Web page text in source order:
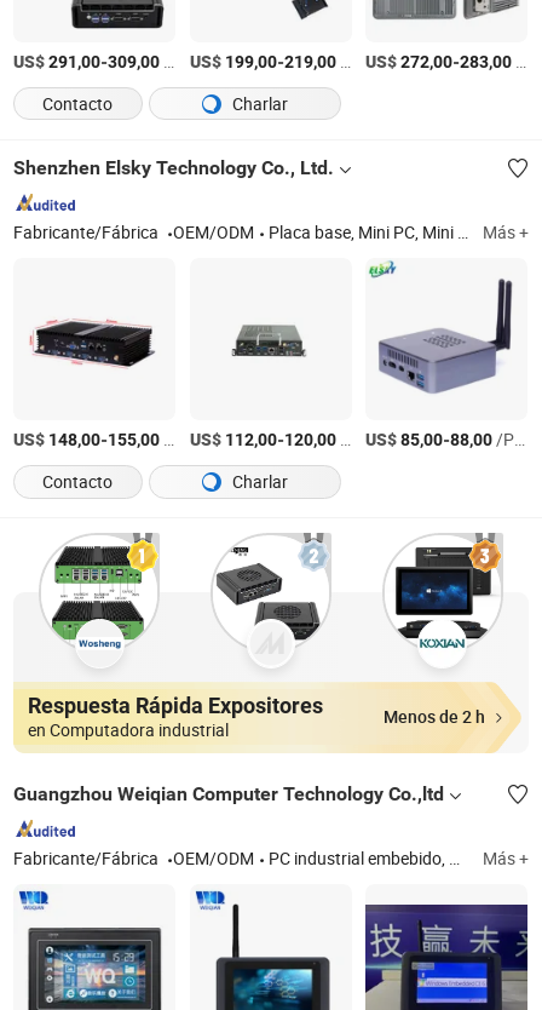
US$291,00-309,00 US$ 199,00-219,00/Pieza US$272,00-283,00
Contacto
Charlar
Shenzhen Elsky Technology Co., Ltd.
Fabricante/Fábrica OEM/ODM Placa base, Mini PC, Mini PC OPS, PC industrial Más +
US$ 148,00-155,00 US$ 112,00-120,00/Pieza US$85,00-88,00/Pieza
Contacto
Charlar
Respuesta Rápida Expositores
en Computadora industrial
Menos de 2 h
Guangzhou Weiqian Computer Technology Co.,ltd
Fabricante/Fábrica OEM/ODM PC industrial embebido, PC de panel todo en uno Android, PC de panel Linux, PC de panel Windows CE, PC de panel Windows Más +